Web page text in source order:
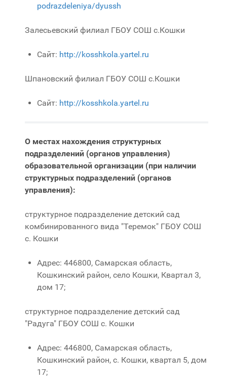
podrazdeleniya/dyussh
Залесьевский филиал ГБОУ СОШ с.Кошки
Сайт: http://kosshkola.yartel.ru
Шпановский филиал ГБОУ СОШ с.Кошки
Сайт: http://kosshkola.yartel.ru
О местах нахождения структурных
подразделений (органов управления)
образовательной организации (при наличии
структурных подразделений (органов
управления):
структурное подразделение детский сад
комбинированного вида "Теремок" ГБОУ СОШ
с. Кошки
Адрес: 446800, Самарская область,
Кошкинский район, село Кошки, Квартал 3,
дом 17;
структурное подразделение детский сад
"Радуга" ГБОУ СОШ с. Кошки
Адрес: 446800, Самарская область,
Кошкинский район, с. Кошки, квартал 5, дом
17;